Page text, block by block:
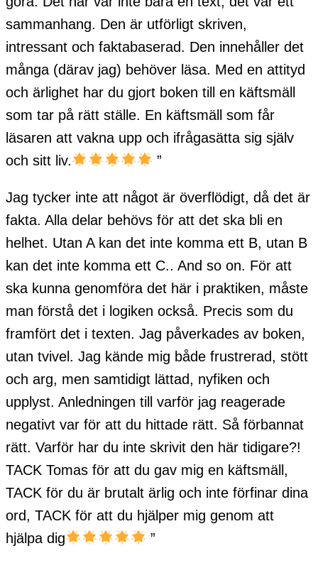
sammanhang. Den är utförligt skriven,
intressant och faktabaserad. Den innehåller det
många (därav jag) behöver läsa. Med en attityd
och ärlighet har du gjort boken till en käftsmäll
som tar på rätt ställe. En käftsmäll som får
läsaren att vakna upp och ifrågasätta sig själv
och sitt liv.
”
Jag tycker inte att något är överflödigt, då det är
fakta. Alla delar behövs för att det ska bli en
helhet. Utan A kan det inte komma ett B, utan B
kan det inte komma ett C.. And so on. För att
ska kunna genomföra det här i praktiken, måste
man förstå det i logiken också. Precis som du
framfört det i texten. Jag påverkades av boken,
utan tvivel. Jag kände mig både frustrerad, stött
och arg, men samtidigt lättad, nyfiken och
upplyst. Anledningen till varför jag reagerade
negativt var för att du hittade rätt. Så förbannat
rätt. Varför har du inte skrivit den här tidigare?!
TACK Tomas för att du gav mig en käftsmäll,
TACK för du är brutalt ärlig och inte förfinar dina
ord, TACK för att du hjälper mig genom att
hjälpa dig
”